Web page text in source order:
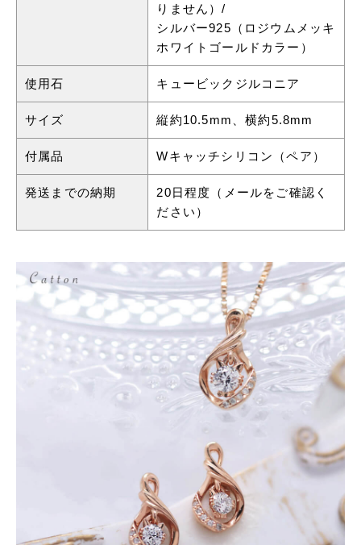
りません）/
シルバー925（ロジウムメッキ
ホワイトゴールドカラー）
使用石 キュービックジルコニア
サイズ 縦約10.5mm、横約5.8mm
付属品 Wキャッチシリコン（ペア）
発送までの納期
20日程度（メールをご確認く
ださい）